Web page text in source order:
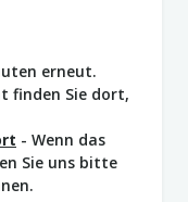
erneut.
finden Sie dort,
- Wenn das
Sie uns bitte